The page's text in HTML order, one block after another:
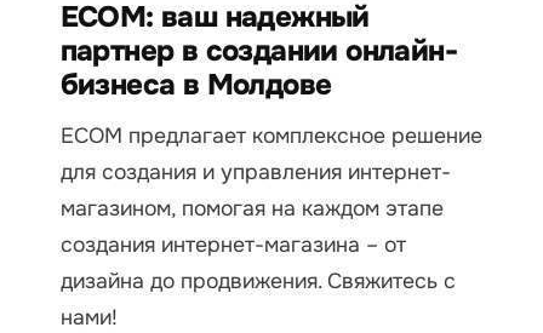
ECOM: ваш надежный
партнер в создании онлайн-
бизнеса в Молдове
ECOM предлагает комплексное решение
для создания и управления интернет-
магазином, помогая на каждом этапе
создания интернет-магазина – от
дизайна до продвижения. Свяжитесь с
нами!